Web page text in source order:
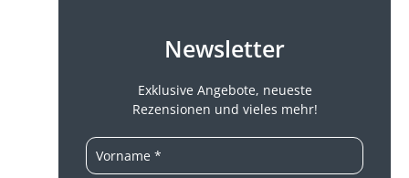
Newsletter
Exklusive Angebote, neueste
Rezensionen und vieles mehr!